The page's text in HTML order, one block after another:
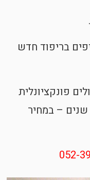
בריפוד חדש
פונקציונלית
– במחיר